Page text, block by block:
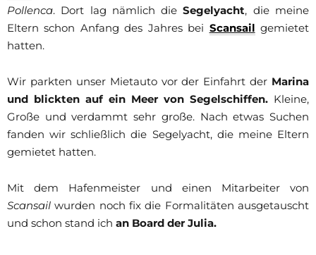
Pollenca. Dort lag nämlich die Segelyacht, die meine
Eltern schon Anfang des Jahres bei Scansail gemietet
hatten.
Wir parkten unser Mietauto vor der Einfahrt der Marina
und blickten auf ein Meer von Segelschiffen. Kleine,
Große und verdammt sehr große. Nach etwas Suchen
fanden wir schließlich die Segelyacht, die meine Eltern
gemietet hatten.
Mit dem Hafenmeister und einen Mitarbeiter von
Scansail wurden noch fix die Formalitäten ausgetauscht
und schon stand ich an Board der Julia.